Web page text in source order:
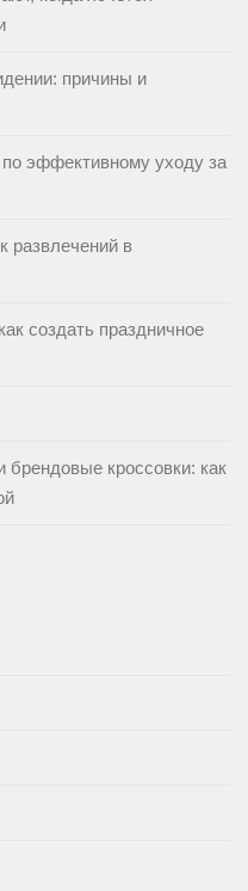
причины и
эффективному уходу за
развлечений в
создать праздничное
кроссовки: как